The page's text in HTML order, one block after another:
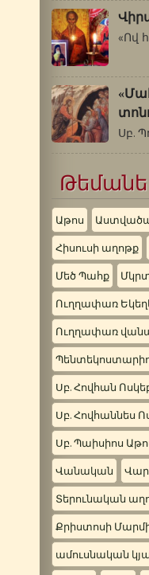
Աթոս
Հիսուսի աղոթք
Մեծ Պահք
Ուղղափառ
Ուղղափառ
Սբ. Հովհան
Սբ. Հովհաննես
Սբ. Պաիսիոս
Վանական
Տերունական
Քրիստոսի
ամուսնական